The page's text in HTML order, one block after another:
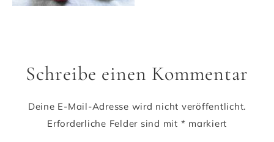
Schreibe einen Kommentar
Deine E-Mail-Adresse wird nicht veröffentlicht.
Erforderliche Felder sind mit * markiert